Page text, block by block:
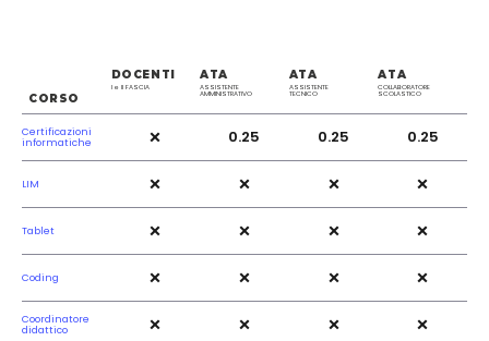
CORSO
DOCENTI
I e II FASCIA
ATA
ASSISTENTE
AMMINISTRATIVO
ATA
ASSISTENTE
TECNICO
ATA
COLLABORATORE
SCOLASTICO
Certificazioni
informatiche
× 0.25 0.25 0.25
LIM × × × ×
Tablet × × × ×
Coding × × × ×
Coordinatore
didattico
× × × ×